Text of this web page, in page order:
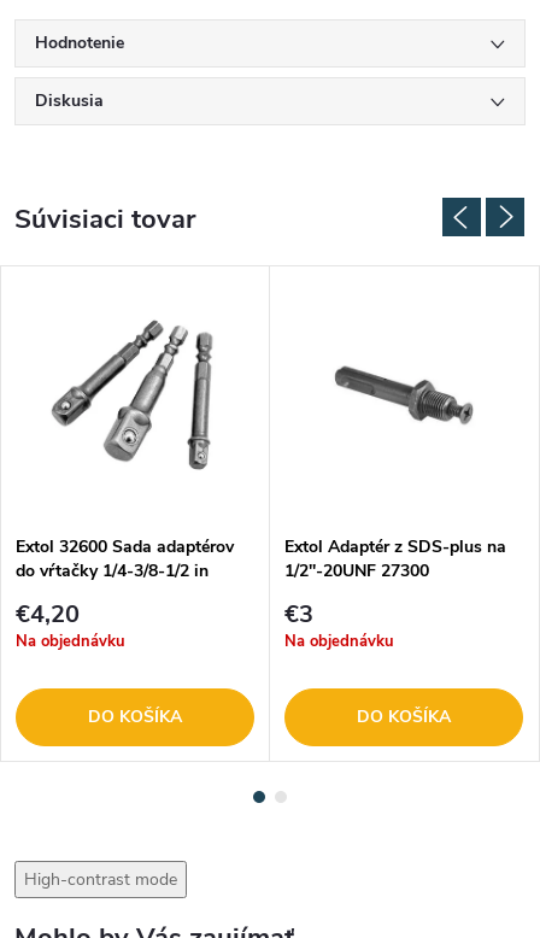
Hodnotenie
Diskusia
Súvisiaci tovar
Extol 32600 Sada adaptérov
do vŕtačky 1/4-3/8-1/2 in
€4,20
Na objednávku
DO KOŠÍKA
Extol Adaptér z SDS-plus na
1/2''-20UNF 27300
€3
Na objednávku
DO KOŠÍKA
High-contrast mode